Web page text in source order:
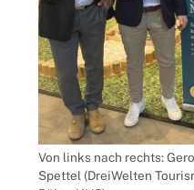
Von links nach rechts:
Spettel (DreiWelten